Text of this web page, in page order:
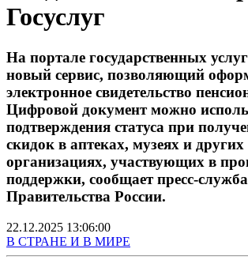
Госуслуг
На портале государственных
новый сервис, позволяющий
электронное свидетельство
Цифровой документ можно
подтверждения статуса при
скидок в аптеках, музеях и других
организациях, участвующих в
поддержки, сообщает пресс-служба
Правительства России.
22.12.2025 13:06:00
В СТРАНЕ И В МИРЕ